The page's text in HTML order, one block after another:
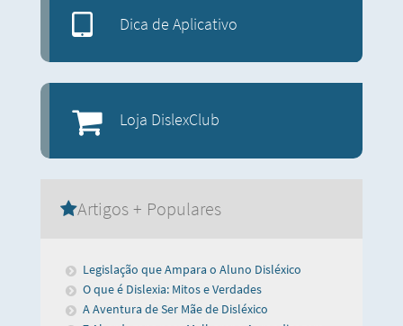
Dica de Aplicativo
Loja DislexClub
Artigos + Populares
Legislação que Ampara o Aluno Disléxico
O que é Dislexia: Mitos e Verdades
A Aventura de Ser Mãe de Disléxico